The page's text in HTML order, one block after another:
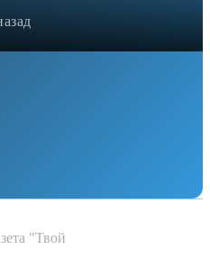
"Твой